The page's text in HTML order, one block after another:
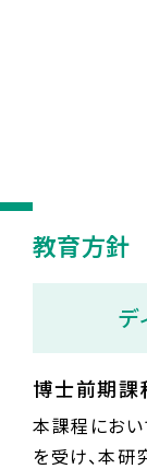
教育方針
デ
博士前期課
本課程にお
を受け、本